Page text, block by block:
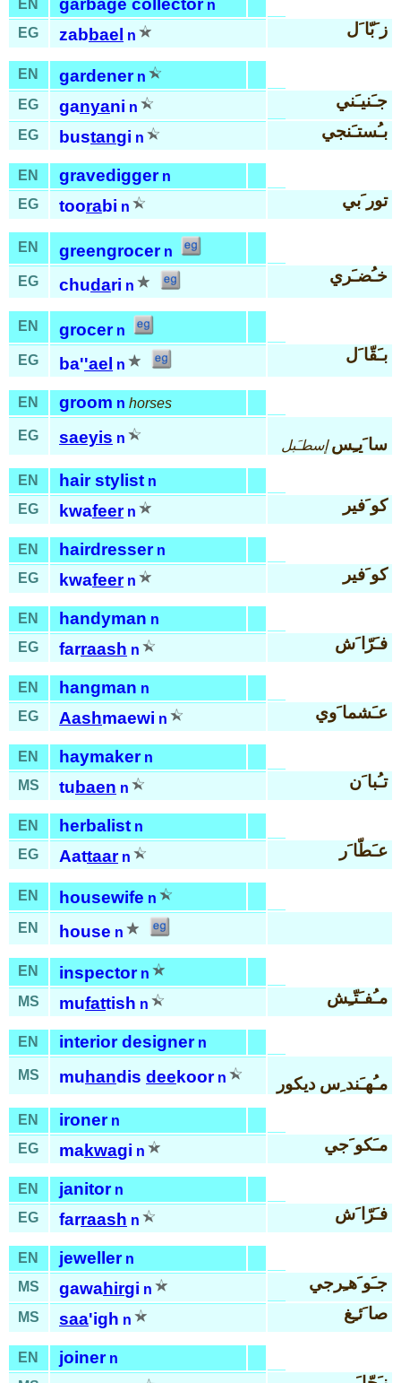
EN garbage collector n
EG
zabbael n ز َبّا َل
EN gardener n
EG
ganyani n جـَنيـَني
EG bustangi n بـُستـَنجي
EN gravedigger n
EG
toorabi n تور َبي
EN greengrocer n
EG
chudari n
خـُضـَري
EN grocer n
EG
ba''ael n
بـَقّا َل
EN groom n horses
EG saeyis n سا َيـِس إسطـَبل
EN hair stylist n
EG
kwafeer n كو َفير
EN hairdresser n
EG
kwafeer n كو َفير
EN handyman n
EG
farraash n فـَرّا َش
EN hangman n
EG
Aashmaewi n عـَشما َوي
EN haymaker n
MS
tubaen n تـُبا َن
EN herbalist n
EG
Aattaar n عـَطّا َر
EN housewife n
EN
house n
EN inspector n
MS
mufattish n مـُفـَتّـِش
EN interior designer n
MS muhandis dee koor n مـُهـَند ِس ديكور
EN ironer n
EG
makwagi n مـَكو َجي
EN janitor n
EG
farraash n فـَرّا َش
EN jeweller n
MS
gawahirgi n جـَو َهـِرجي
MS saa'igh n صا َئـِغ
EN joiner n